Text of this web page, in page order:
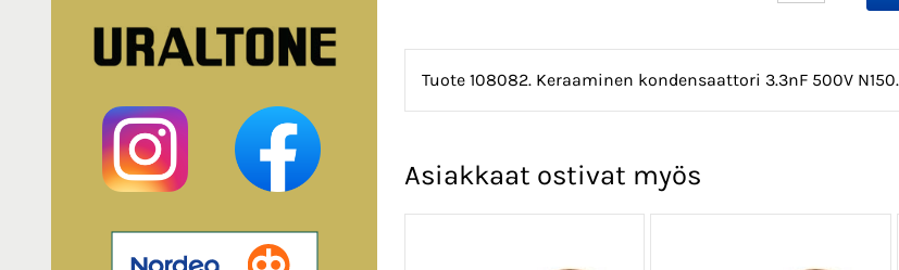
Tuote 108082. Keraaminen kondensaattori 3.3nF 500V N150.
Asiakkaat ostivat myös